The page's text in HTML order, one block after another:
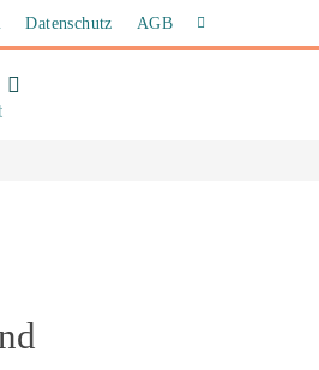
Datenschutz AGB